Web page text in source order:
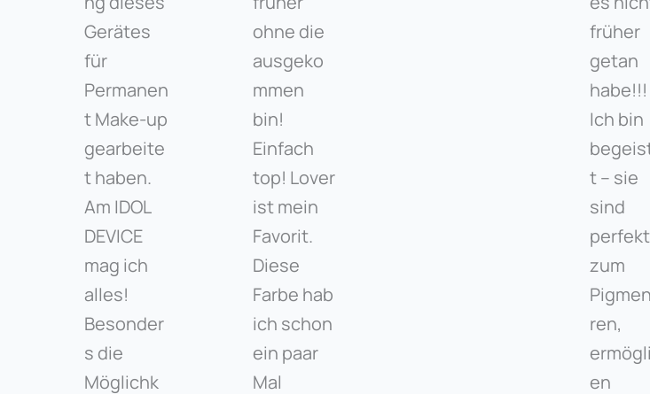
Gerätes
für
Permanen
t Make-up
gearbeite
t haben.
Am IDOL
DEVICE
mag ich
alles!
Besonder
s die
Möglichk
ohne die
ausgeko
mmen
bin!
Einfach
top! Lover
ist mein
Favorit.
Diese
Farbe hab
ich schon
ein paar
Mal
früher
getan
habe!!!
Ich bin
t – sie
sind
perfekt
zum
ren,
en